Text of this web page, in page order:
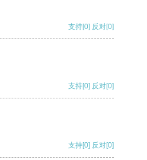
支持[0] 反对[0]
支持[0] 反对[0]
支持[0] 反对[0]